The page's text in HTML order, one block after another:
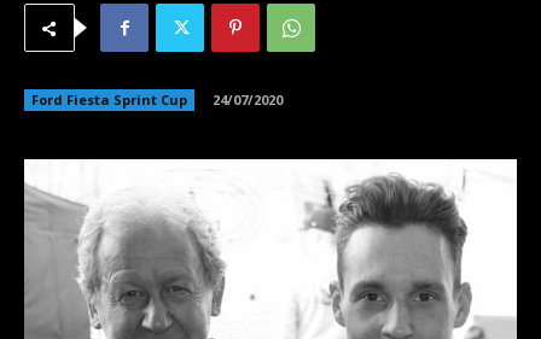
Ford Fiesta Sprint Cup 24/07/2020